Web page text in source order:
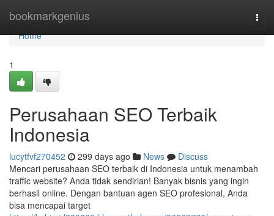
bookmarkgenius
Home
Home
1
Perusahaan SEO Terbaik
Indonesia
lucytfvf270452 299 days ago News
Discuss
Mencari perusahaan SEO terbaik di Indonesia untuk menambah
traffic website? Anda tidak sendirian! Banyak bisnis yang ingin
berhasil online. Dengan bantuan agen SEO profesional, Anda
bisa mencapai target